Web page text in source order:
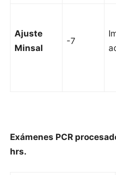
Ajuste
Minsal
-7
Exámenes PCR
hrs.